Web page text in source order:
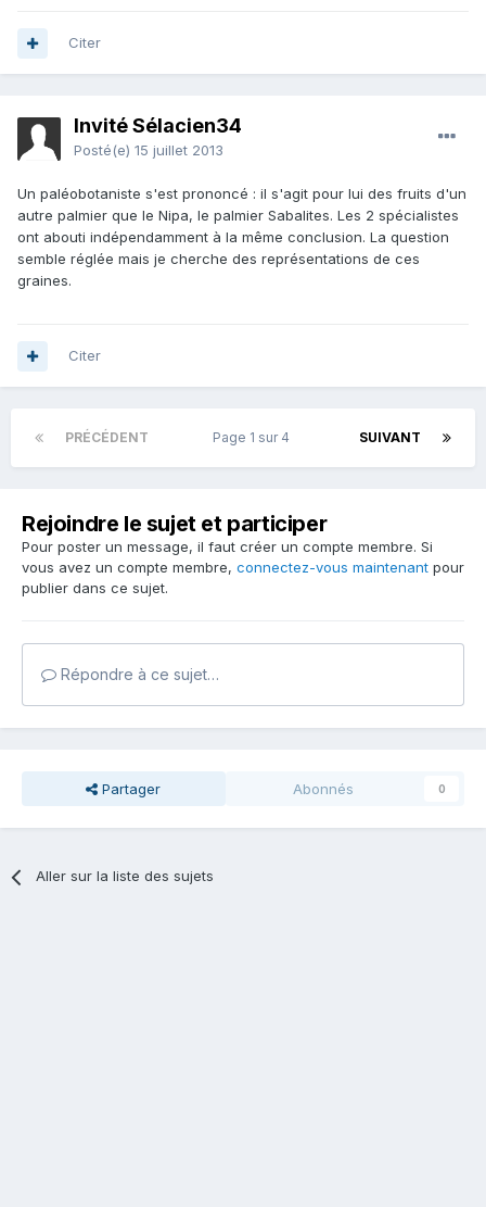
Citer
Invité Sélacien34
Posté(e) 15 juillet 2013
Un paléobotaniste s'est prononcé : il s'agit pour lui des fruits d'un
autre palmier que le Nipa, le palmier Sabalites. Les 2 spécialistes
ont abouti indépendamment à la même conclusion. La question
semble réglée mais je cherche des représentations de ces
graines.
Citer
PRÉCÉDENT SUIVANT
Page 1 sur 4
Rejoindre le sujet et participer
Pour poster un message, il faut créer un compte membre. Si
vous avez un compte membre, connectez-vous maintenant pour
publier dans ce sujet.
Répondre à ce sujet…
Partager Abonnés 0
Aller sur la liste des sujets